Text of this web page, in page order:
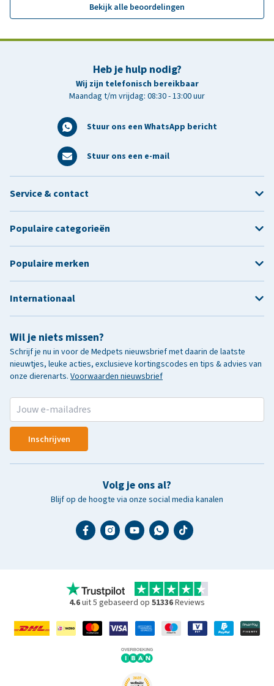
Bekijk alle beoordelingen
Heb je hulp nodig?
Wij zijn telefonisch bereikbaar
Maandag t/m vrijdag: 08:30 - 13:00 uur
Stuur ons een WhatsApp bericht
Stuur ons een e-mail
Wil je niets missen?
Schrijf je nu in voor de Medpets nieuwsbrief met daarin de laatste
nieuwtjes, leuke acties, exclusieve kortingscodes en tips & advies van
onze dierenarts. Voorwaarden nieuwsbrief
Inschrijven
Volg je ons al?
Blijf op de hoogte via onze social media kanalen
Service & contact
Populaire categorieën
Populaire merken
Internationaal
4.6uit 5 gebaseerd op 51336Reviews